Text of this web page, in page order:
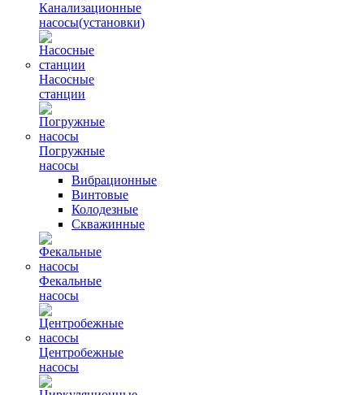
Канализационные
насосы(установки)
Насосные
станции
Погружные
насосы
Вибрационные
Винтовые
Колодезные
Скважинные
Фекальные
насосы
Центробежные
насосы